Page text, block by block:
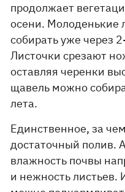
продолжает
осени. Молоденькие
собирать уже через
Листочки срезают
оставляя черенки
щавель можно
лета.
Единственное, за
достаточный полив.
влажность почвы
и нежность листьев.